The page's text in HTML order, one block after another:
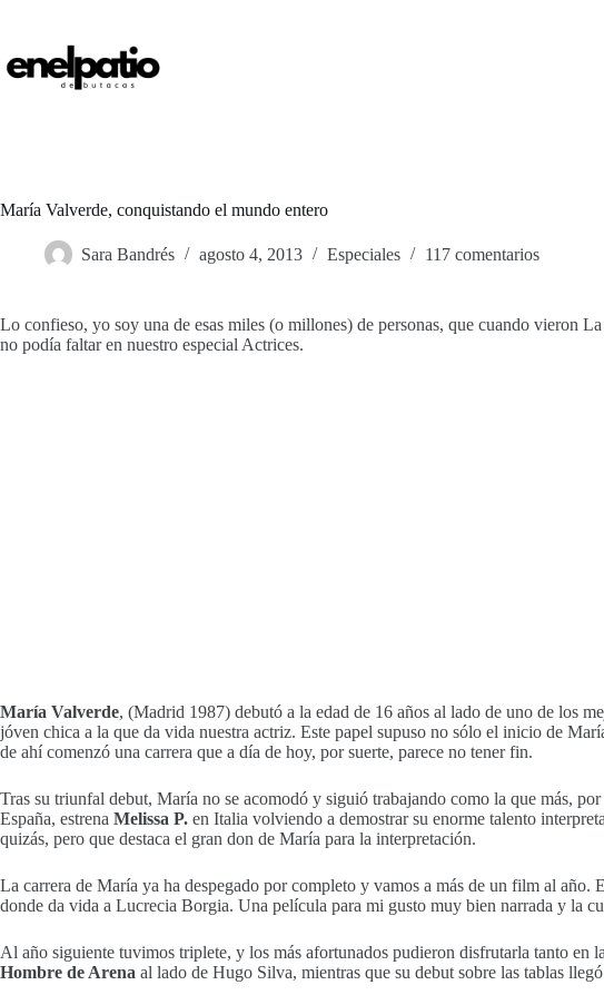
contenido
María Valverde, conquistando el mundo entero
Sara Bandrés agosto 4, 2013 Especiales 117 comentarios
Lo confieso, yo soy una de esas miles (o millones) de personas, que cuando vieron
no podía faltar en nuestro especial Actrices.
María Valverde, (Madrid 1987) debutó a la edad de 16 años al lado de uno de los
jóven chica a la que da vida nuestra actriz. Este papel supuso no sólo el inicio de
de ahí comenzó una carrera que a día de hoy, por suerte, parece no tener fin.
Tras su triunfal debut, María no se acomodó y siguió trabajando como la que más,
España, estrena Melissa P. en Italia volviendo a demostrar su enorme talento
quizás, pero que destaca el gran don de María para la interpretación.
La carrera de María ya ha despegado por completo y vamos a más de un film al año.
donde da vida a Lucrecia Borgia. Una película para mi gusto muy bien narrada y la
Al año siguiente tuvimos triplete, y los más afortunados pudieron disfrutarla tanto en
Hombre de Arena al lado de Hugo Silva, mientras que su debut sobre las tablas